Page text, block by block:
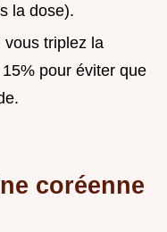
la dose).
vous triplez la
pour éviter que
coréenne